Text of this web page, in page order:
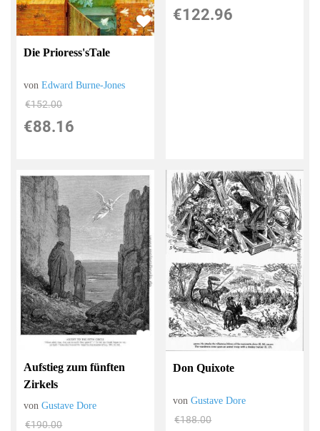
Die Prioress'sTale
vonEdward Burne-Jones
€152.00
€88.16
€122.96
Aufstieg zum fünften
Zirkels
vonGustave Dore
€190.00
Don Quixote
vonGustave Dore
€188.00